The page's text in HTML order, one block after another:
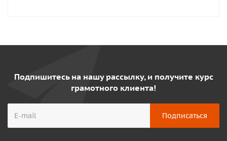
Подпишитесь на нашу рассылку, и получите курс
грамотного клиента!